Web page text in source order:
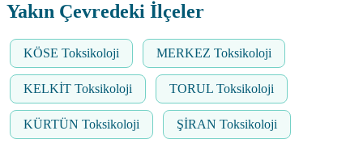
Yakın Çevredeki İlçeler
KÖSE Toksikoloji MERKEZ Toksikoloji
KELKİT Toksikoloji TORUL Toksikoloji
KÜRTÜN Toksikoloji ŞİRAN Toksikoloji